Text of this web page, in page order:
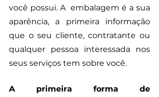
você possui. A  embalagem é a sua
aparência, a primeira informação
que o seu cliente, contratante ou
qualquer pessoa interessada nos
seus serviços tem sobre você.
A primeira forma de